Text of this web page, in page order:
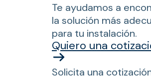
Te ayudamos a
la solución más
para tu instalación.
Quiero una
Solicita una